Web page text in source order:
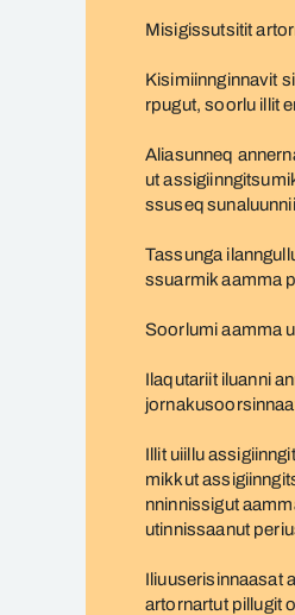
Misigissutsitit
Kisimiinnginnavit
rpugut, soorlu illit
Aliasunneq
ut
ssuseq
Tassunga
ssuarmik aamma
Soorlumi aamma
Ilaqutariit iluanni
Illit uiillu
mikkut
nninnissigut
utinnissaanut
Iliuuserisinnaasat
artornartut pillugit